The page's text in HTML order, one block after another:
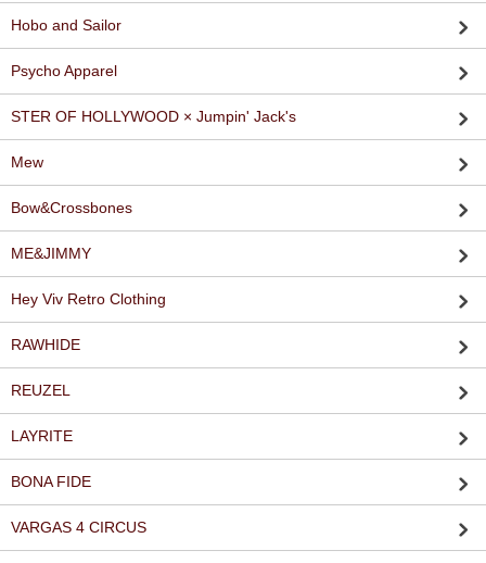
Hobo and Sailor
Psycho Apparel
STER OF HOLLYWOOD × Jumpin' Jack's
Mew
Bow&Crossbones
ME&JIMMY
Hey Viv Retro Clothing
RAWHIDE
REUZEL
LAYRITE
BONA FIDE
VARGAS 4 CIRCUS